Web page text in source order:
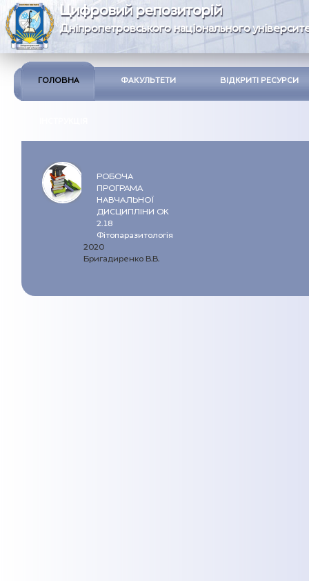
Цифровий репозиторій
Дніпропетровського національного
ГОЛОВНА ФАКУЛЬТЕТИ ВІДКРИТІ РЕСУРСИ
РОБОЧА
ПРОГРАМА
НАВЧАЛЬНОЇ
ДИСЦИПЛІНИ ОК
2.18
Фітопаразитологія
2020
Бригадиренко В.В.